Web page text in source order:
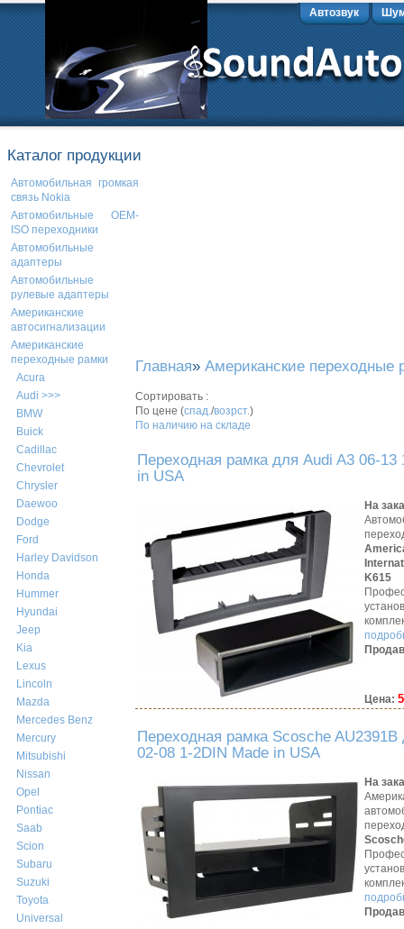
Автозвук
Каталог продукции
Автомобильная громкая
связь Nokia
Автомобильные OEM-
ISO переходники
Автомобильные
адаптеры
Автомобильные
рулевые адаптеры
Американские
автосигнализации
Американские
переходные рамки
Acura
Audi >>>
BMW
Buick
Cadillac
Chevrolet
Chrysler
Daewoo
Dodge
Ford
Harley Davidson
Honda
Hummer
Hyundai
Jeep
Kia
Lexus
Lincoln
Mazda
Mercedes Benz
Mercury
Mitsubishi
Nissan
Opel
Pontiac
Saab
Scion
Subaru
Suzuki
Toyota
Universal
Главная» Американские переходные
Сортировать :
По цене (спад./возрст.)
По наличию на складе
Переходная рамка для Audi A3 06-13
in USA
На
K615
Цена:
Переходная рамка Scosche AU2391B
02-08 1-2DIN Made in USA
На